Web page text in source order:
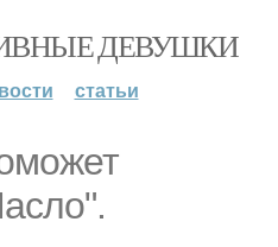
ДЕВУШКИ
статьи